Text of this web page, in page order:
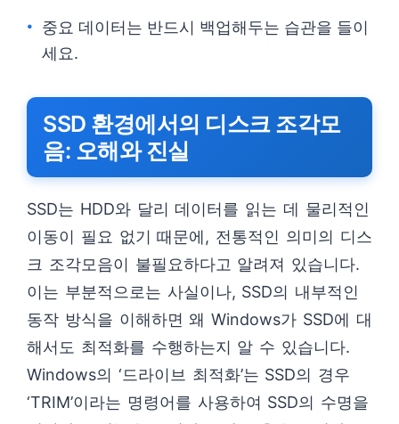
중요 데이터는 반드시 백업해두는 습관을 들이
세요.
SSD 환경에서의 디스크 조각모
음: 오해와 진실
SSD는 HDD와 달리 데이터를 읽는 데 물리적인
이동이 필요 없기 때문에, 전통적인 의미의 디스
크 조각모음이 불필요하다고 알려져 있습니다.
이는 부분적으로는 사실이나, SSD의 내부적인
동작 방식을 이해하면 왜 Windows가 SSD에 대
해서도 최적화를 수행하는지 알 수 있습니다.
Windows의 ‘드라이브 최적화’는 SSD의 경우
‘TRIM’이라는 명령어를 사용하여 SSD의 수명을